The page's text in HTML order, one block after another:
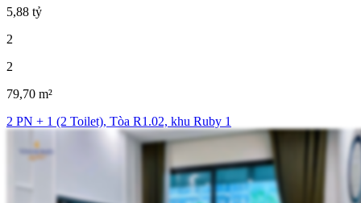
5,88 tỷ
2
2
79,70 m²
2 PN + 1 (2 Toilet), Tòa R1.02, khu Ruby 1